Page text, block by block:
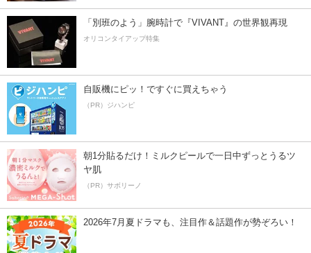
「別班のよう」腕時計で『VIVANT』の世界観再現
オリコンタイアップ特集
自販機にピッ！ですぐに買えちゃう
（PR）ジハンピ
朝1分貼るだけ！ミルクピールで一日中ずっとうるツ
ヤ肌
（PR）サボリーノ
2026年7月夏ドラマも、注目作＆話題作が勢ぞろい！